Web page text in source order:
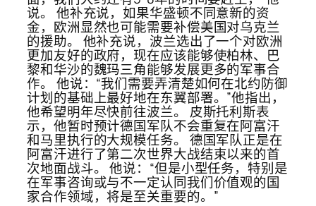
说。 他补充说，如果华盛顿不同意新的资
金，欧洲显然也可能需要补偿美国对乌克兰
的援助。 他补充说，波兰选出了一个对欧洲
更加友好的政府，现在应该能够使柏林、巴
黎和华沙的魏玛三角能够发展更多的军事合
作。 他说：“我们需要弄清楚如何在北约防御
计划的基础上最好地在东翼部署。”他指出，
他希望明年尽快前往波兰。 皮斯托利斯表
示，他暂时预计德国军队不会重复在阿富汗
和马里执行的大规模任务。 德国军队正是在
阿富汗进行了第二次世界大战结束以来的首
次地面战斗。 他说：“但是小型任务，特别是
在军事咨询或与不一定认同我们价值观的国
家合作领域，将是至关重要的。”